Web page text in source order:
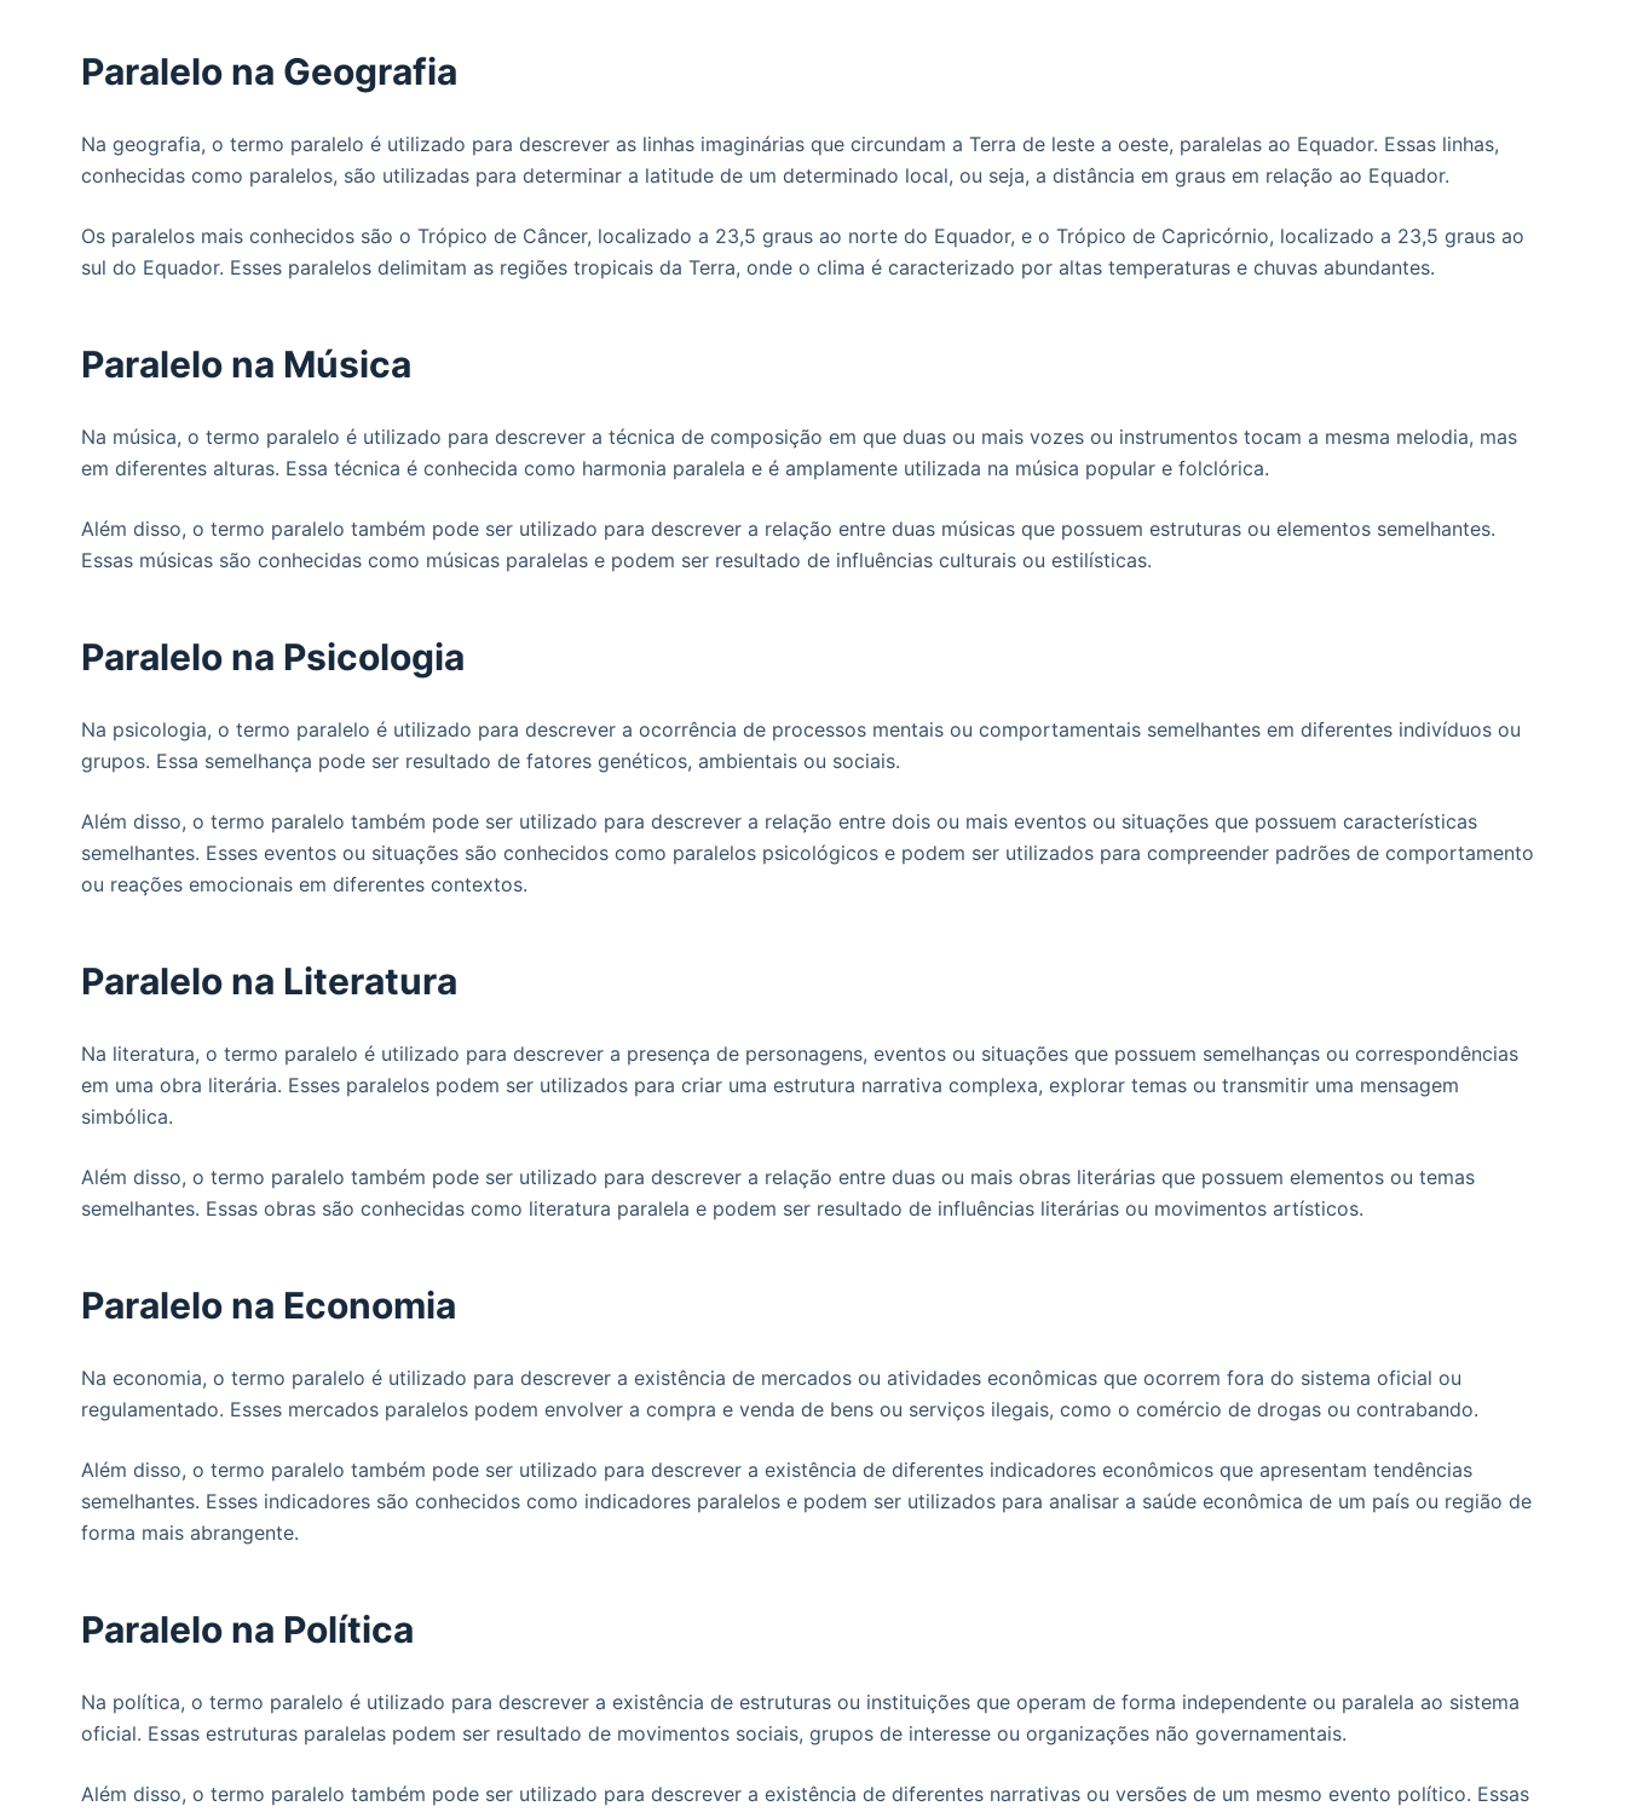
Paralelo na Geografia
Na geografia, o termo paralelo é utilizado para descrever as linhas imaginárias que circundam a Terra de leste a oeste, paralelas ao Equador. Essas linhas,
conhecidas como paralelos, são utilizadas para determinar a latitude de um determinado local, ou seja, a distância em graus em relação ao Equador.
Os paralelos mais conhecidos são o Trópico de Câncer, localizado a 23,5 graus ao norte do Equador, e o Trópico de Capricórnio, localizado a 23,5 graus ao
sul do Equador. Esses paralelos delimitam as regiões tropicais da Terra, onde o clima é caracterizado por altas temperaturas e chuvas abundantes.
Paralelo na Música
Na música, o termo paralelo é utilizado para descrever a técnica de composição em que duas ou mais vozes ou instrumentos tocam a mesma melodia, mas
em diferentes alturas. Essa técnica é conhecida como harmonia paralela e é amplamente utilizada na música popular e folclórica.
Além disso, o termo paralelo também pode ser utilizado para descrever a relação entre duas músicas que possuem estruturas ou elementos semelhantes.
Essas músicas são conhecidas como músicas paralelas e podem ser resultado de influências culturais ou estilísticas.
Paralelo na Psicologia
Na psicologia, o termo paralelo é utilizado para descrever a ocorrência de processos mentais ou comportamentais semelhantes em diferentes indivíduos ou
grupos. Essa semelhança pode ser resultado de fatores genéticos, ambientais ou sociais.
Além disso, o termo paralelo também pode ser utilizado para descrever a relação entre dois ou mais eventos ou situações que possuem características
semelhantes. Esses eventos ou situações são conhecidos como paralelos psicológicos e podem ser utilizados para compreender padrões de comportamento
ou reações emocionais em diferentes contextos.
Paralelo na Literatura
Na literatura, o termo paralelo é utilizado para descrever a presença de personagens, eventos ou situações que possuem semelhanças ou correspondências
em uma obra literária. Esses paralelos podem ser utilizados para criar uma estrutura narrativa complexa, explorar temas ou transmitir uma mensagem
simbólica.
Além disso, o termo paralelo também pode ser utilizado para descrever a relação entre duas ou mais obras literárias que possuem elementos ou temas
semelhantes. Essas obras são conhecidas como literatura paralela e podem ser resultado de influências literárias ou movimentos artísticos.
Paralelo na Economia
Na economia, o termo paralelo é utilizado para descrever a existência de mercados ou atividades econômicas que ocorrem fora do sistema oficial ou
regulamentado. Esses mercados paralelos podem envolver a compra e venda de bens ou serviços ilegais, como o comércio de drogas ou contrabando.
Além disso, o termo paralelo também pode ser utilizado para descrever a existência de diferentes indicadores econômicos que apresentam tendências
semelhantes. Esses indicadores são conhecidos como indicadores paralelos e podem ser utilizados para analisar a saúde econômica de um país ou região de
forma mais abrangente.
Paralelo na Política
Na política, o termo paralelo é utilizado para descrever a existência de estruturas ou instituições que operam de forma independente ou paralela ao sistema
oficial. Essas estruturas paralelas podem ser resultado de movimentos sociais, grupos de interesse ou organizações não governamentais.
Além disso, o termo paralelo também pode ser utilizado para descrever a existência de diferentes narrativas ou versões de um mesmo evento político. Essas